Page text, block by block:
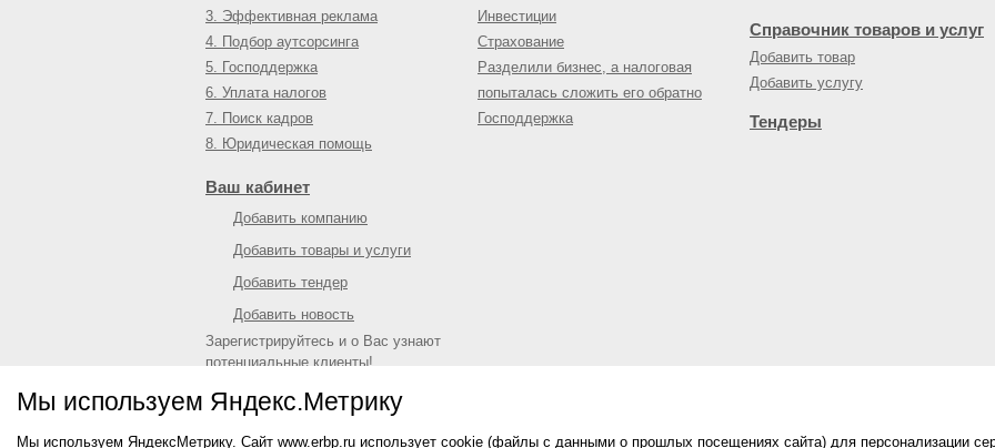
Мы используем Яндекс.Метрику
Мы используем ЯндексМетрику. Сайт www.erbp.ru использует cookie (файлы с данными о прошлых посещениях сайта) для персонализации
3. Эффективная реклама
4. Подбор аутсорсинга
5. Господдержка
6. Уплата налогов
7. Поиск кадров
8. Юридическая помощь
Инвестиции
Страхование
Разделили бизнес, а налоговая
попыталась сложить его обратно
Господдержка
Справочник товаров и услуг
Добавить товар
Добавить услугу
Тендеры
Ваш кабинет
Добавить компанию
Добавить товары и услуги
Добавить тендер
Добавить новость
Зарегистрируйтесь и о Вас узнают
потенциальные клиенты!